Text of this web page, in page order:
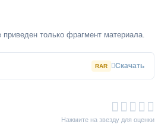
только фрагмент материала.
RAR Скачать
Нажмите на звезду для оценки